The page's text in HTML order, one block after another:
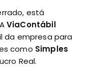
está
ViaContábil
da empresa para
como Simples
Real.